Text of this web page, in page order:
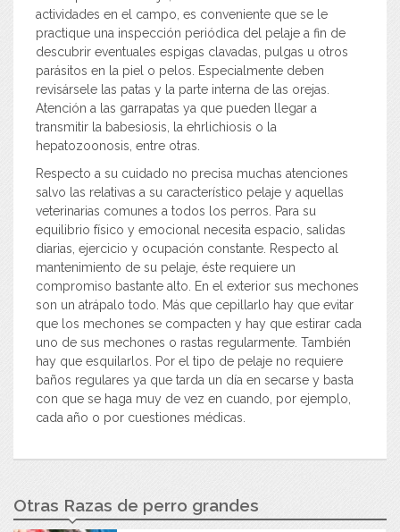
actividades en el campo, es conveniente que se le
practique una inspección periódica del pelaje a fin de
descubrir eventuales espigas clavadas, pulgas u otros
parásitos en la piel o pelos. Especialmente deben
revisársele las patas y la parte interna de las orejas.
Atención a las garrapatas ya que pueden llegar a
transmitir la babesiosis, la ehrlichiosis o la
hepatozoonosis, entre otras.
Respecto a su cuidado no precisa muchas atenciones
salvo las relativas a su característico pelaje y aquellas
veterinarias comunes a todos los perros. Para su
equilibrio físico y emocional necesita espacio, salidas
diarias, ejercicio y ocupación constante. Respecto al
mantenimiento de su pelaje, éste requiere un
compromiso bastante alto. En el exterior sus mechones
son un atrápalo todo. Más que cepillarlo hay que evitar
que los mechones se compacten y hay que estirar cada
uno de sus mechones o rastas regularmente. También
hay que esquilarlos. Por el tipo de pelaje no requiere
baños regulares ya que tarda un día en secarse y basta
con que se haga muy de vez en cuando, por ejemplo,
cada año o por cuestiones médicas.
Otras Razas de perro grandes